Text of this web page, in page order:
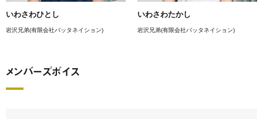
いわさわひとし
岩沢兄弟(有限会社バッタネイション)
いわさわたかし
岩沢兄弟(有限会社バッタネイション)
メンバーズボイス